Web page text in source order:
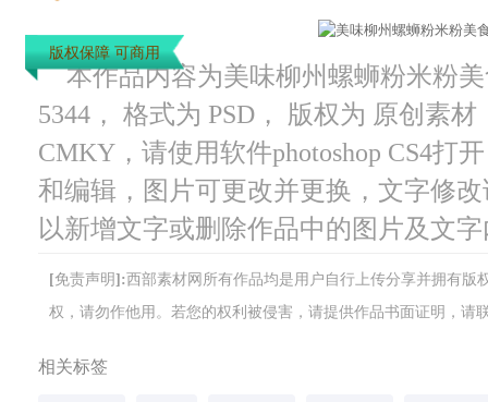
版权保障 可商用
本作品内容为美味柳州螺蛳粉米粉
5344， 格式为 PSD， 版权为 原创素
CMKY，请使用软件photoshop CS4打
和编辑，图片可更改并更换，文字修
以新增文字或删除作品中的图片及文
[免责声明]:西部素材网所有作品均是用户自行上传分享并拥有
权，请勿作他用。若您的权利被侵害，请提供作品书面证明，请
相关标签